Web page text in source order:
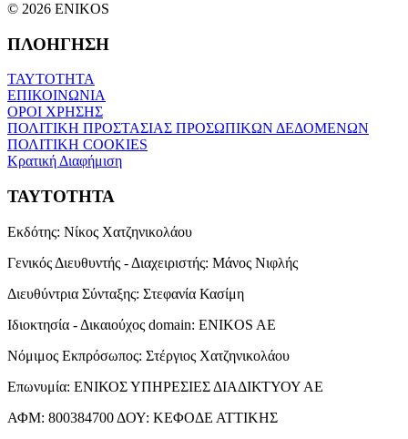
© 2026 ENIKOS
ΠΛΟΗΓΗΣΗ
ΤΑΥΤΟΤΗΤΑ
ΕΠΙΚΟΙΝΩΝΙΑ
ΟΡΟΙ ΧΡΗΣΗΣ
ΠΟΛΙΤΙΚΗ ΠΡΟΣΤΑΣΙΑΣ ΠΡΟΣΩΠΙΚΩΝ ΔΕΔΟΜΕΝΩΝ
ΠΟΛΙΤΙΚΗ COOKIES
Κρατική Διαφήμιση
ΤΑΥΤΟΤΗΤΑ
Εκδότης: Νίκος Χατζηνικολάου
Γενικός Διευθυντής - Διαχειριστής: Μάνος Νιφλής
Διευθύντρια Σύνταξης: Στεφανία Κασίμη
Ιδιοκτησία - Δικαιούχος domain: ENIKOS AE
Νόμιμος Εκπρόσωπος: Στέργιος Χατζηνικολάου
Επωνυμία: ΕΝΙΚΟΣ ΥΠΗΡΕΣΙΕΣ ΔΙΑΔΙΚΤΥΟΥ ΑΕ
ΑΦΜ: 800384700 ΔΟΥ: ΚΕΦΟΔΕ ΑΤΤΙΚΗΣ